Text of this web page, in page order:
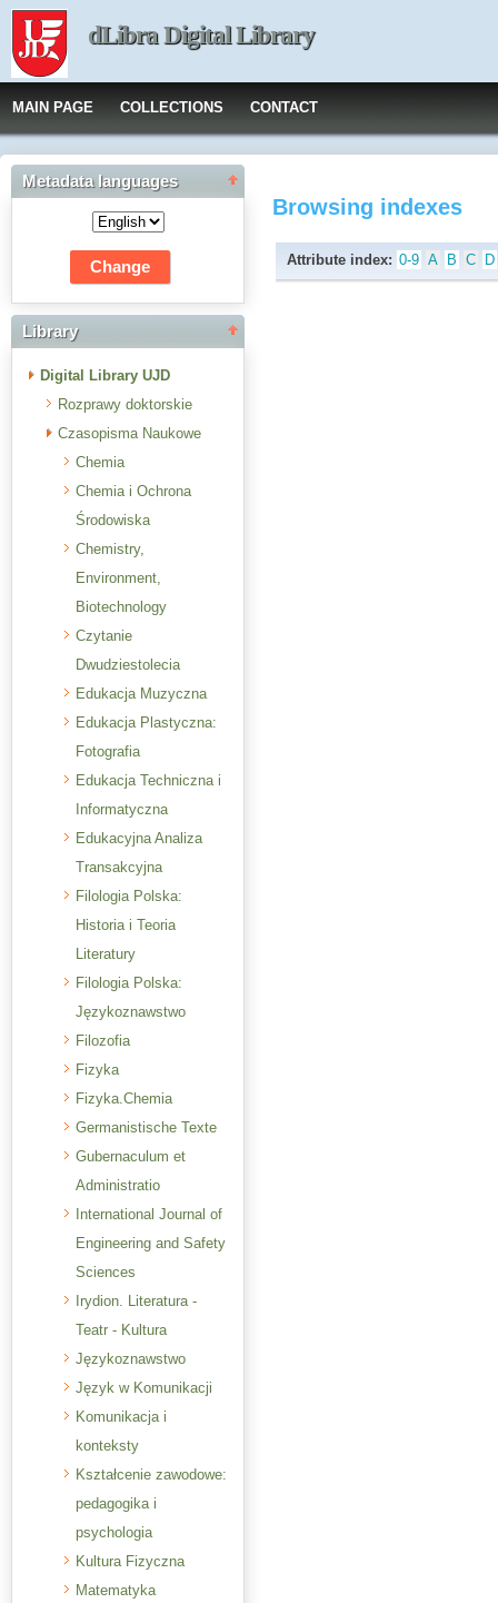
dLibra Digital Library
MAIN PAGE COLLECTIONS CONTACT
Metadata languages
Library
Digital Library UJD
Rozprawy doktorskie
Czasopisma Naukowe
Chemia
Chemia i Ochrona
Środowiska
Chemistry,
Environment,
Biotechnology
Czytanie
Dwudziestolecia
Edukacja Muzyczna
Edukacja Plastyczna:
Fotografia
Edukacja Techniczna i
Informatyczna
Edukacyjna Analiza
Transakcyjna
Filologia Polska:
Historia i Teoria
Literatury
Filologia Polska:
Językoznawstwo
Filozofia
Fizyka
Fizyka.Chemia
Germanistische Texte
Gubernaculum et
Administratio
International Journal of
Engineering and Safety
Sciences
Irydion. Literatura -
Teatr - Kultura
Językoznawstwo
Język w Komunikacji
Komunikacja i
konteksty
Kształcenie zawodowe:
pedagogika i
psychologia
Kultura Fizyczna
Matematyka
Browsing indexes
Attribute index: 0-9 A B C D